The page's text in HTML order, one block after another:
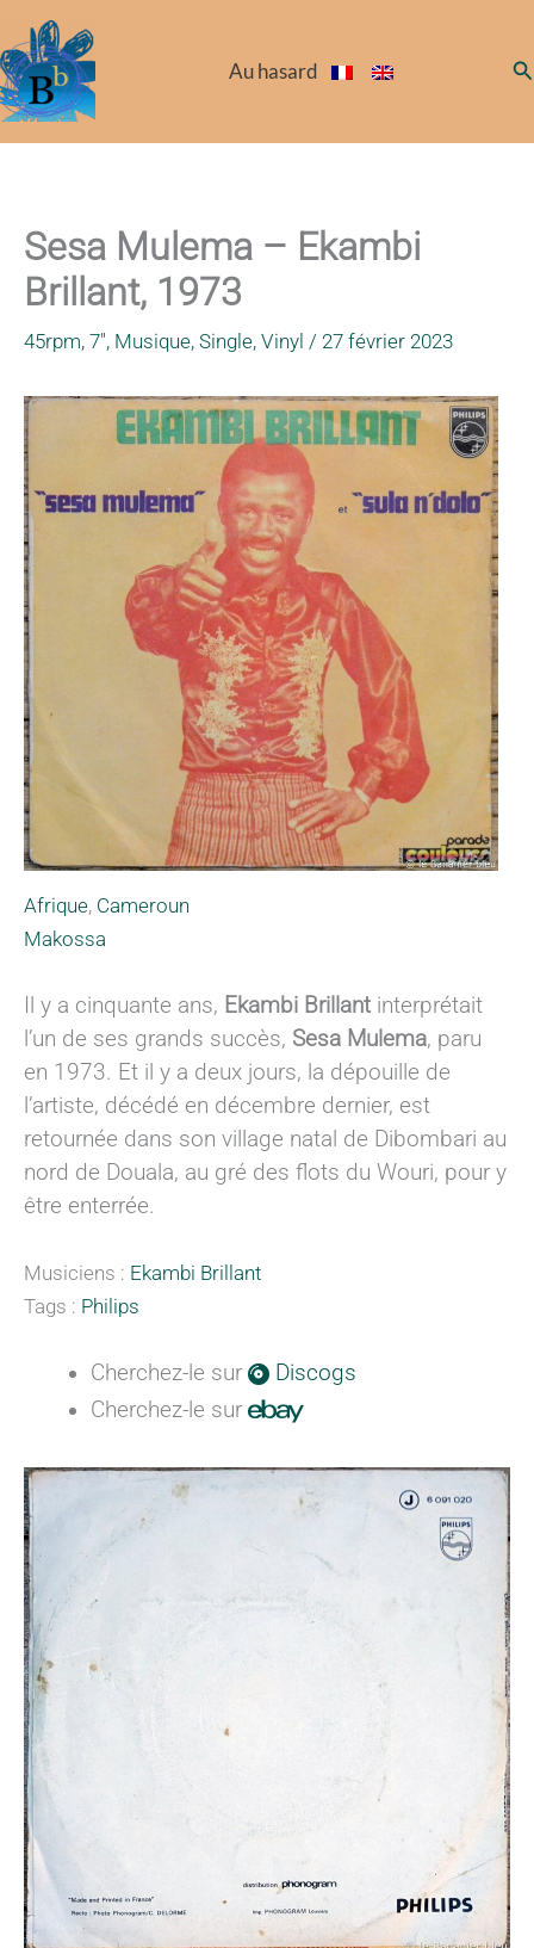
au
contenu
Au hasard
Sesa Mulema – Ekambi
Brillant, 1973
45rpm, 7", Musique, Single, Vinyl / 27 février 2023
Afrique, Cameroun
Makossa
Il y a cinquante ans, Ekambi Brillant interprétait
l’un de ses grands succès, Sesa Mulema, paru
en 1973. Et il y a deux jours, la dépouille de
l’artiste, décédé en décembre dernier, est
retournée dans son village natal de Dibombari au
nord de Douala, au gré des flots du Wouri, pour y
être enterrée.
Musiciens : Ekambi Brillant
Tags : Philips
Cherchez-le sur
Discogs
Cherchez-le sur